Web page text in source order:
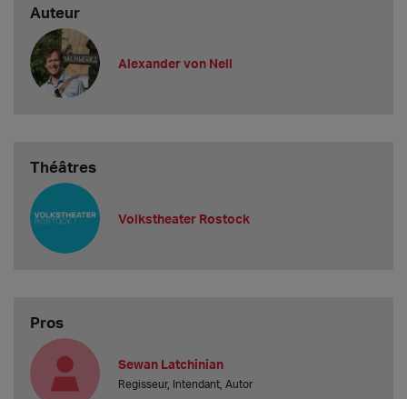
Auteur
Alexander von Nell
Théâtres
Volkstheater Rostock
Pros
Sewan Latchinian
Regisseur, Intendant, Autor